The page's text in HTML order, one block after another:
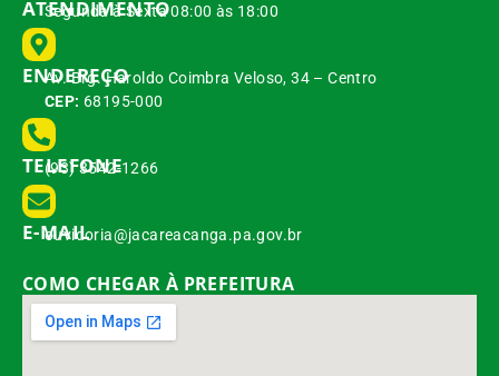
ATENDIMENTO
Segunda à Sexta 08:00 às 18:00
ENDEREÇO
Av. Brg. Haroldo Coimbra Veloso, 34 – Centro
CEP: 68195-000
TELEFONE
(93) 3542-1266
E-MAIL
ouvidoria@jacareacanga.pa.gov.br
COMO CHEGAR À PREFEITURA